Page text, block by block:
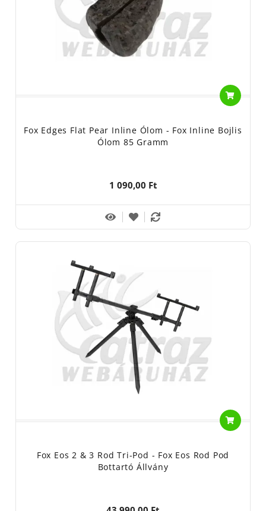
Fox Edges Flat Pear Inline Ólom - Fox Inline Bojlis
Ólom 85 Gramm
1 090,00 Ft
Fox Eos 2 & 3 Rod Tri-Pod - Fox Eos Rod Pod
Bottartó Állvány